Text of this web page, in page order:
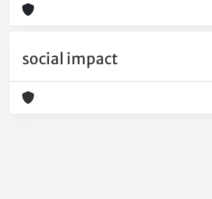
social impact